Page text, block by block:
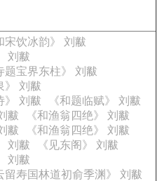
宋饮冰韵》 刘黻
刘黻
题宝界东柱》 刘黻
》 刘黻
》 刘黻
《和题临赋》 刘黻
黻
《和渔翁四绝》 刘黻
黻
《和渔翁四绝》 刘黻
刘黻
《见东阁》 刘黻
刘黻
留寿国林道初俞季渊》 刘黻